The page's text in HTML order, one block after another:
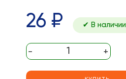
26 ₽ ✔ В наличии
- +